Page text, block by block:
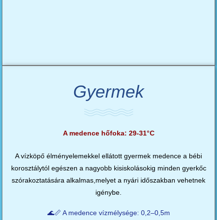
Gyermek
A medence hőfoka: 29-31°C
A vízköpő élményelemekkel ellátott gyermek medence a bébi
korosztálytól egészen a nagyobb kisiskolásokig minden gyerkőc
szórakoztatására alkalmas,melyet a nyári időszakban vehetnek
igénybe.
🌊📏 A medence vízmélysége: 0,2–0,5m